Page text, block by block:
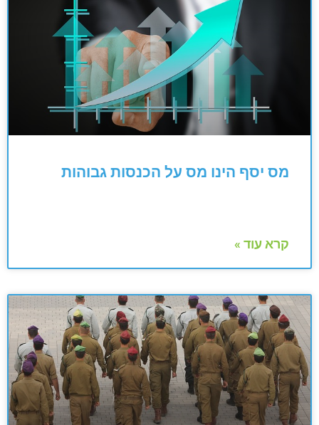
מס יסף הינו מס על הכנסות גבוהות
קרא עוד »